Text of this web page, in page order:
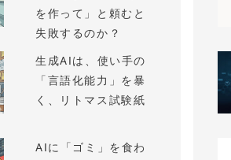
を作って」と頼むと
失敗するのか？
生成AIは、使い手の
「言語化能力」を暴
く、リトマス試験紙
AIに「ゴミ」を食わ